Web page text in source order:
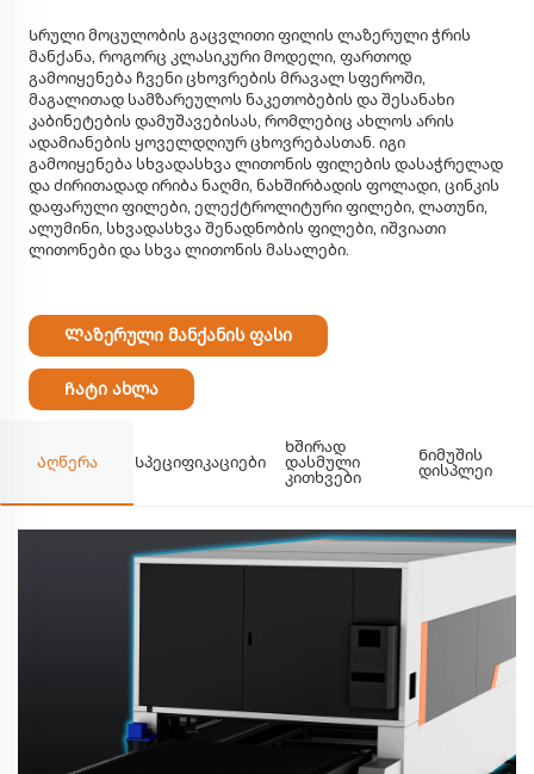
Სრული მოცულობის გაცვლითი ფილის ლაზერული ჭრის
მანქანა, როგორც კლასიკური მოდელი, ფართოდ
გამოიყენება ჩვენი ცხოვრების მრავალ სფეროში,
მაგალითად სამზარეულოს ნაკეთობების და შესანახი
კაბინეტების დამუშავებისას, რომლებიც ახლოს არის
ადამიანების ყოველდღიურ ცხოვრებასთან. იგი
გამოიყენება სხვადასხვა ლითონის ფილების დასაჭრელად
და ძირითადად ირიბა ნაღმი, ნახშირბადის ფოლადი, ცინკის
დაფარული ფილები, ელექტროლიტური ფილები, ლათუნი,
ალუმინი, სხვადასხვა შენადნობის ფილები, იშვიათი
ლითონები და სხვა ლითონის მასალები.
Ლაზერული მანქანის ფასი
Ჩატი ახლა
Აღწერა Სპეციფიკაციები
Ხშირად
დასმული
კითხვები
Ნიმუშის
დისპლეი